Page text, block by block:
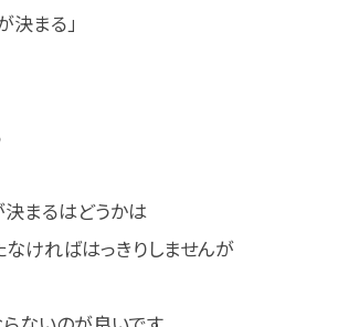
決まる」
まるはどうかは
ければはっきりしませんが